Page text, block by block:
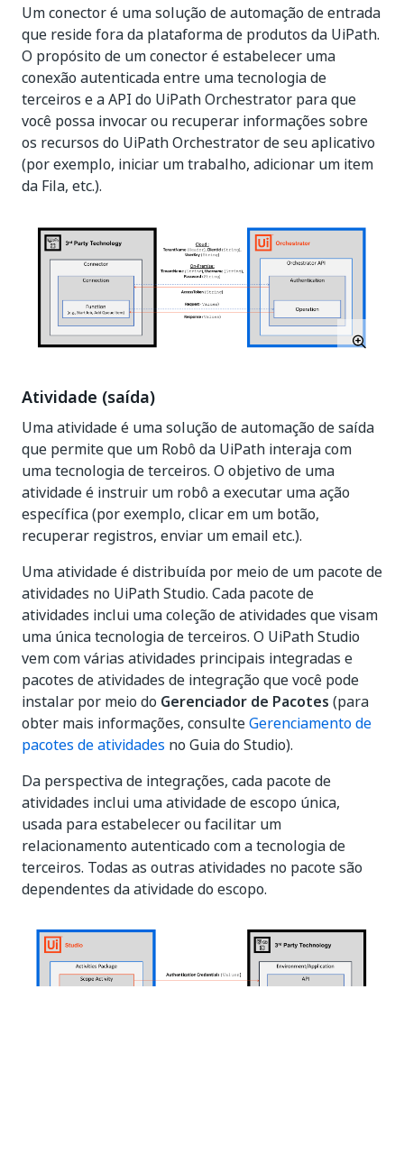
Um conector é uma solução de automação de entrada
que reside fora da plataforma de produtos da UiPath.
O propósito de um conector é estabelecer uma
conexão autenticada entre uma tecnologia de
terceiros e a API do UiPath Orchestrator para que
você possa invocar ou recuperar informações sobre
os recursos do UiPath Orchestrator de seu aplicativo
(por exemplo, iniciar um trabalho, adicionar um item
da Fila, etc.).
Atividade (saída)
Uma atividade é uma solução de automação de saída
que permite que um Robô da UiPath interaja com
uma tecnologia de terceiros. O objetivo de uma
atividade é instruir um robô a executar uma ação
específica (por exemplo, clicar em um botão,
recuperar registros, enviar um email etc.).
Uma atividade é distribuída por meio de um pacote de
atividades no UiPath Studio. Cada pacote de
atividades inclui uma coleção de atividades que visam
uma única tecnologia de terceiros. O UiPath Studio
vem com várias atividades principais integradas e
pacotes de atividades de integração que você pode
instalar por meio do Gerenciador de Pacotes (para
obter mais informações, consulteGerenciamento de
pacotes de atividades no Guia do Studio).
Da perspectiva de integrações, cada pacote de
atividades inclui uma atividade de escopo única,
usada para estabelecer ou facilitar um
relacionamento autenticado com a tecnologia de
terceiros. Todas as outras atividades no pacote são
dependentes da atividade do escopo.